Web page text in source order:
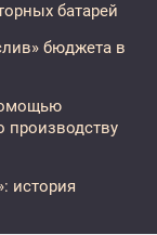
батарей
бюджета в
производству
история